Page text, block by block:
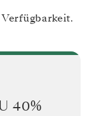
40%